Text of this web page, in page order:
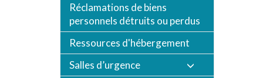
Réclamations de biens
personnels détruits ou perdus
Ressources d'hébergement
Salles d’urgence